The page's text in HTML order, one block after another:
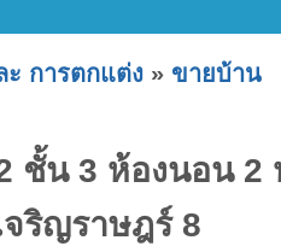
การตกแต่ง » ขายบ้าน
ชั้น 3 ห้องนอน 2
ริญราษฎร์ 8